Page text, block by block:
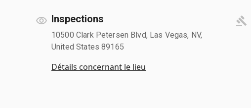
Inspections
10500 Clark Petersen Blvd, Las Vegas, NV,
United States 89165
Détails concernant le lieu